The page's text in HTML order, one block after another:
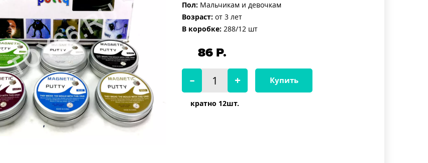
Пол: Мальчикам и девочкам
Возраст: от 3 лет
В коробке: 288/12 шт
86 Р.
кратно 12шт.
Купить